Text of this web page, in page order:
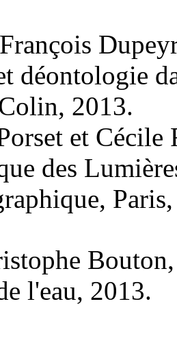
déontologie
2013.
et Cécile
des
,
Bouton
l'eau, 2013.